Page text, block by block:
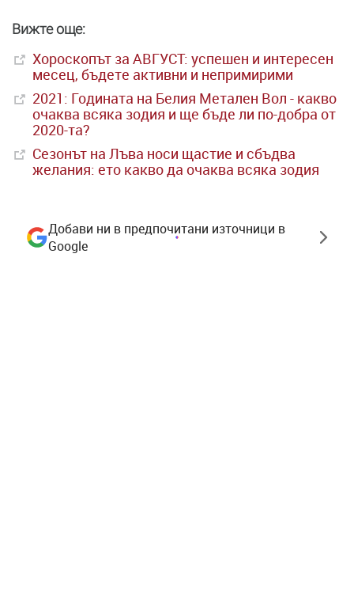
Вижте още:
Хороскопът за АВГУСТ: успешен и интересен
месец, бъдете активни и непримирими
2021: Годината на Белия Метален Вол - какво
очаква всяка зодия и ще бъде ли по-добра от
2020-та?
Сезонът на Лъва носи щастие и сбъдва
желания: ето какво да очаква всяка зодия
Добави ни в предпочитани източници в
Google